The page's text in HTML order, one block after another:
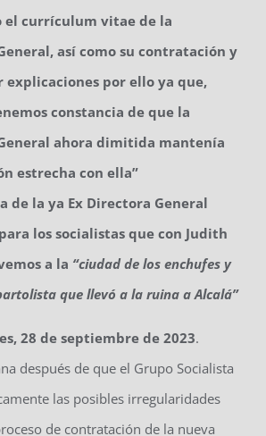
el currículum vitae de la
así como su contratación y
explicaciones por ello ya que,
constancia de que la
ahora dimitida mantenía
estrecha con ella”
de la ya Ex Directora General
los socialistas que con Judith
a la “ciudad de los enchufes y
que llevó a la ruina a Alcalá”
28 de septiembre de 2023.
después de que el Grupo Socialista
las posibles irregularidades
de contratación de la nueva